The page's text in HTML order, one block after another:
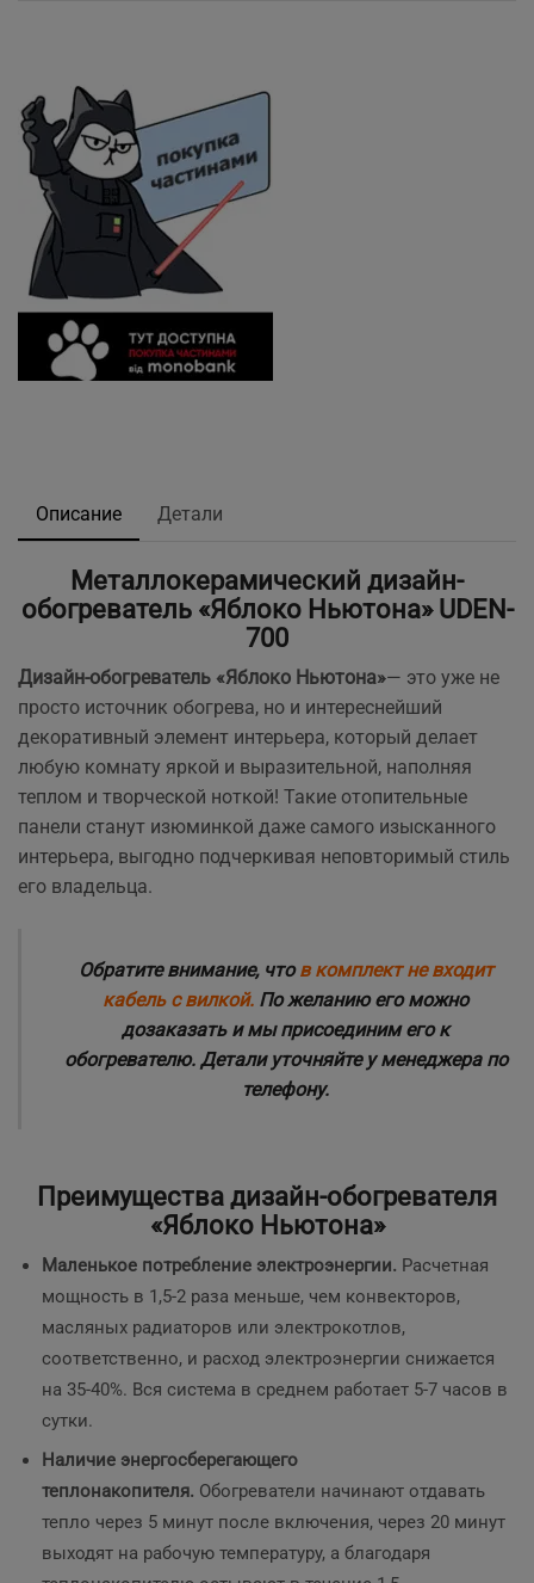
Описание Детали
Металлокерамический дизайн-
обогреватель «Яблоко Ньютона» UDEN-
700
Дизайн-обогреватель «Яблоко Ньютона»— это уже не
просто источник обогрева, но и интереснейший
декоративный элемент интерьера, который делает
любую комнату яркой и выразительной, наполняя
теплом и творческой ноткой! Такие отопительные
панели станут изюминкой даже самого изысканного
интерьера, выгодно подчеркивая неповторимый стиль
его владельца.
Обратите внимание, чтов комплект не входит
кабель с вилкой. По желанию его можно
дозаказать и мы присоединим его к
обогревателю. Детали уточняйте у менеджера по
телефону.
Преимущества дизайн-обогревателя
«Яблоко Ньютона»
Маленькое потребление электроэнергии. Расчетная
мощность в 1,5-2 раза меньше, чем конвекторов,
масляных радиаторов или электрокотлов,
соответственно, и расход электроэнергии снижается
на 35-40%. Вся система в среднем работает 5-7 часов в
сутки.
Наличие энергосберегающего
теплонакопителя. Обогреватели начинают отдавать
тепло через 5 минут после включения, через 20 минут
выходят на рабочую температуру, а благодаря